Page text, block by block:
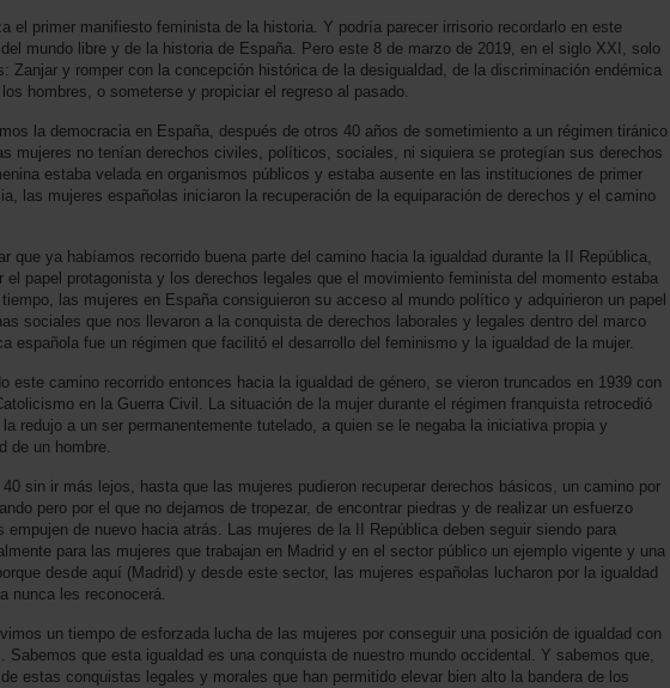
el primer manifiesto feminista de la historia. Y podría parecer irrisorio recordarlo en este
mundo libre y de la historia de España. Pero este 8 de marzo de 2019, en el siglo XXI, solo
Zanjar y romper con la concepción histórica de la desigualdad, de la discriminación endémica
hombres, o someterse y propiciar el regreso al pasado.
la democracia en España, después de otros 40 años de sometimiento a un régimen tiránico
mujeres no tenían derechos civiles, políticos, sociales, ni siquiera se protegían sus derechos
estaba velada en organismos públicos y estaba ausente en las instituciones de primer
las mujeres españolas iniciaron la recuperación de la equiparación de derechos y el camino
que ya habíamos recorrido buena parte del camino hacia la igualdad durante la II República,
el papel protagonista y los derechos legales que el movimiento feminista del momento estaba
las mujeres en España consiguieron su acceso al mundo político y adquirieron un papel
sociales que nos llevaron a la conquista de derechos laborales y legales dentro del marco
española fue un régimen que facilitó el desarrollo del feminismo y la igualdad de la mujer.
este camino recorrido entonces hacia la igualdad de género, se vieron truncados en 1939 con
en la Guerra Civil. La situación de la mujer durante el régimen franquista retrocedió
redujo a un ser permanentemente tutelado, a quien se le negaba la iniciativa propia y
de un hombre.
sin ir más lejos, hasta que las mujeres pudieron recuperar derechos básicos, un camino por
pero por el que no dejamos de tropezar, de encontrar piedras y de realizar un esfuerzo
empujen de nuevo hacia atrás. Las mujeres de la II República deben seguir siendo para
para las mujeres que trabajan en Madrid y en el sector público un ejemplo vigente y una
desde aquí (Madrid) y desde este sector, las mujeres españolas lucharon por la igualdad
nunca les reconocerá.
un tiempo de esforzada lucha de las mujeres por conseguir una posición de igualdad con
Sabemos que esta igualdad es una conquista de nuestro mundo occidental. Y sabemos que,
estas conquistas legales y morales que han permitido elevar bien alto la bandera de los